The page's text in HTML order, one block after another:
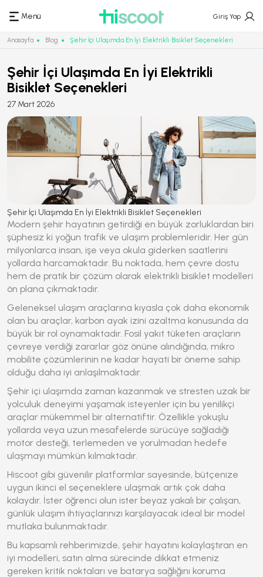
Menü Giriş Yap
Anasayfa Blog Şehir İçi Ulaşımda En İyi Elektrikli Bisiklet Seçenekleri
Şehir İçi Ulaşımda En İyi Elektrikli
Bisiklet Seçenekleri
27 Mart 2026
Şehir İçi Ulaşımda En İyi Elektrikli Bisiklet Seçenekleri
Modern şehir hayatının getirdiği en büyük zorluklardan biri
şüphesiz ki yoğun trafik ve ulaşım problemleridir. Her gün
milyonlarca insan, işe veya okula giderken saatlerini
yollarda harcamaktadır. Bu noktada, hem çevre dostu
hem de pratik bir çözüm olarak elektrikli bisiklet modelleri
ön plana çıkmaktadır.
Geleneksel ulaşım araçlarına kıyasla çok daha ekonomik
olan bu araçlar, karbon ayak izini azaltma konusunda da
büyük bir rol oynamaktadır. Fosil yakıt tüketen araçların
çevreye verdiği zararlar göz önüne alındığında, mikro
mobilite çözümlerinin ne kadar hayati bir öneme sahip
olduğu daha iyi anlaşılmaktadır.
Şehir içi ulaşımda zaman kazanmak ve stresten uzak bir
yolculuk deneyimi yaşamak isteyenler için bu yenilikçi
araçlar mükemmel bir alternatiftir. Özellikle yokuşlu
yollarda veya uzun mesafelerde sürücüye sağladığı
motor desteği, terlemeden ve yorulmadan hedefe
ulaşmayı mümkün kılmaktadır.
Hiscoot gibi güvenilir platformlar sayesinde, bütçenize
uygun ikinci el seçeneklere ulaşmak artık çok daha
kolaydır. İster öğrenci olun ister beyaz yakalı bir çalışan,
günlük ulaşım ihtiyaçlarınızı karşılayacak ideal bir model
mutlaka bulunmaktadır.
Bu kapsamlı rehberimizde, şehir hayatını kolaylaştıran en
iyi modelleri, satın alma sürecinde dikkat etmeniz
gereken kritik noktaları ve batarya sağlığını koruma